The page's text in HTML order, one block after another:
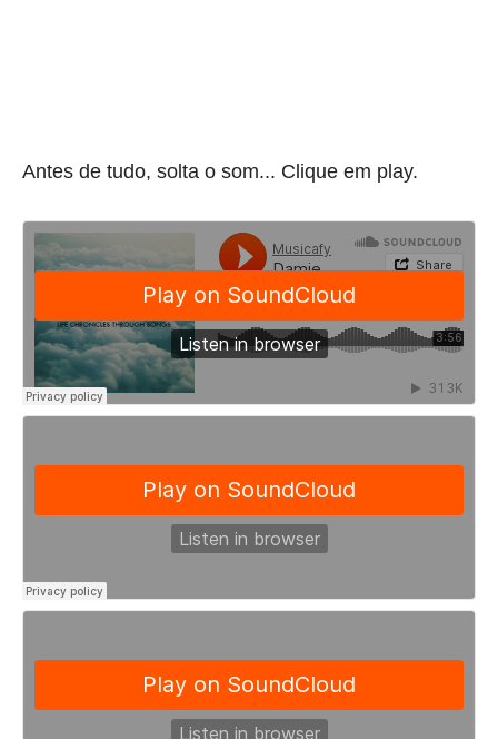
Antes de tudo, solta o som... Clique em play.